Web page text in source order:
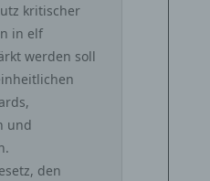
kritischer
in elf
werden soll
und
den